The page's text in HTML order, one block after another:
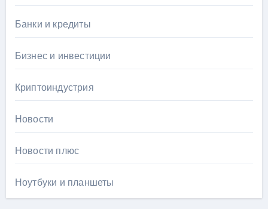
Банки и кредиты
Бизнес и инвестиции
Криптоиндустрия
Новости
Новости плюс
Ноутбуки и планшеты